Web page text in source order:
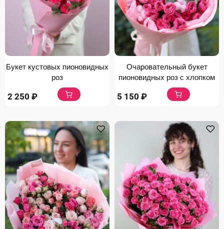
Букет кустовых пионовидных
роз
2 250 ₽
Очаровательный букет
пионовидных роз с хлопком
5 150 ₽